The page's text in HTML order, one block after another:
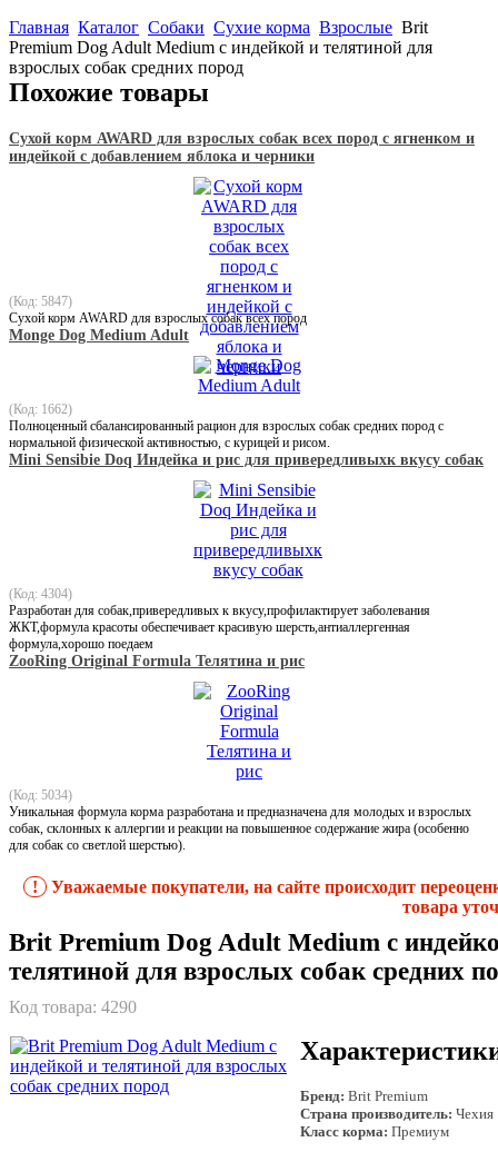
Главная Каталог Собаки Сухие корма Взрослые Brit
Premium Dog Adult Medium с индейкой и телятиной для
взрослых собак средних пород
Похожие товары
Сухой корм AWARD для взрослых собак всех пород с ягненком и
индейкой с добавлением яблока и черники
(Код: 5847)
Сухой корм AWARD для взрослых собак всех пород
Monge Dog Medium Adult
(Код: 1662)
Полноценный сбалансированный рацион для взрослых собак средних пород с
нормальной физической активностью, с курицей и рисом.
Mini Sensibie Doq Индейка и рис для привередливыхк вкусу собак
(Код: 4304)
Разработан для собак,привередливых к вкусу,профилактирует заболевания
ЖКТ,формула красоты обеспечивает красивую шерсть,антиаллергенная
формула,хорошо поедаем
ZooRing Original Formula Телятина и рис
(Код: 5034)
Уникальная формула корма разработана и предназначена для молодых и взрослых
собак, склонных к аллергии и реакции на повышенное содержание жира (особенно
для собак со светлой шерстью).
!
Уважаемые покупатели, на сайте происходит
товара
Brit Premium Dog Adult Medium с
телятиной для взрослых собак средних
Код товара: 4290
Бренд: Brit Premium
Страна производитель: Чехия
Класс корма: Премиум